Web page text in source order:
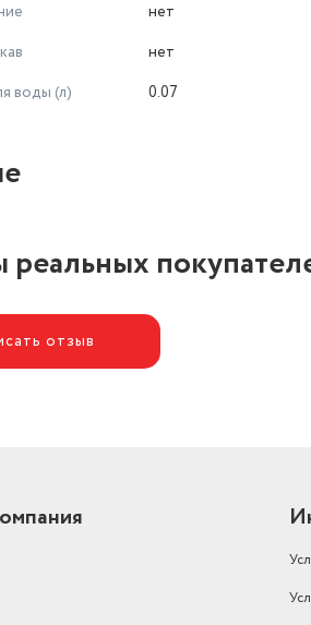
нет
нет
воды (л)
0.07
отзыв